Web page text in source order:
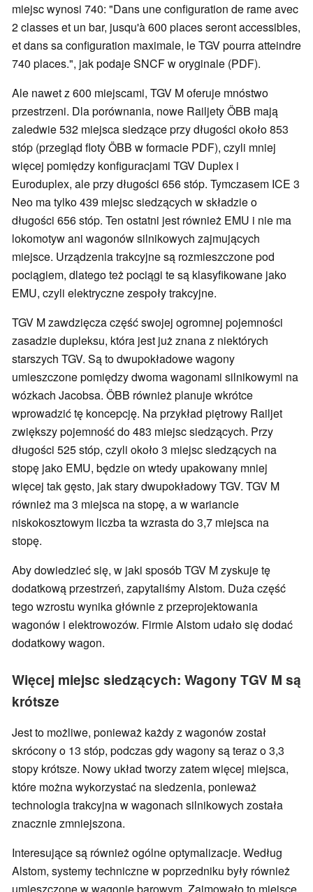
miejsc wynosi 740: "Dans une configuration de rame avec
2 classes et un bar, jusqu'à 600 places seront accessibles,
et dans sa configuration maximale, le TGV pourra atteindre
740 places.", jak podaje SNCF w oryginale (PDF).
Ale nawet z 600 miejscami, TGV M oferuje mnóstwo
przestrzeni. Dla porównania, nowe Railjety ÖBB mają
zaledwie 532 miejsca siedzące przy długości około 853
stóp (przegląd floty ÖBB w formacie PDF), czyli mniej
więcej pomiędzy konfiguracjami TGV Duplex i
Euroduplex, ale przy długości 656 stóp. Tymczasem ICE 3
Neo ma tylko 439 miejsc siedzących w składzie o
długości 656 stóp. Ten ostatni jest również EMU i nie ma
lokomotyw ani wagonów silnikowych zajmujących
miejsce. Urządzenia trakcyjne są rozmieszczone pod
pociągiem, dlatego też pociągi te są klasyfikowane jako
EMU, czyli elektryczne zespoły trakcyjne.
TGV M zawdzięcza część swojej ogromnej pojemności
zasadzie dupleksu, która jest już znana z niektórych
starszych TGV. Są to dwupokładowe wagony
umieszczone pomiędzy dwoma wagonami silnikowymi na
wózkach Jacobsa. ÖBB również planuje wkrótce
wprowadzić tę koncepcję. Na przykład piętrowy Railjet
zwiększy pojemność do 483 miejsc siedzących. Przy
długości 525 stóp, czyli około 3 miejsc siedzących na
stopę jako EMU, będzie on wtedy upakowany mniej
więcej tak gęsto, jak stary dwupokładowy TGV. TGV M
również ma 3 miejsca na stopę, a w wariancie
niskokosztowym liczba ta wzrasta do 3,7 miejsca na
stopę.
Aby dowiedzieć się, w jaki sposób TGV M zyskuje tę
dodatkową przestrzeń, zapytaliśmy Alstom. Duża część
tego wzrostu wynika głównie z przeprojektowania
wagonów i elektrowozów. Firmie Alstom udało się dodać
dodatkowy wagon.
Więcej miejsc siedzących: Wagony TGV M są
krótsze
Jest to możliwe, ponieważ każdy z wagonów został
skrócony o 13 stóp, podczas gdy wagony są teraz o 3,3
stopy krótsze. Nowy układ tworzy zatem więcej miejsca,
które można wykorzystać na siedzenia, ponieważ
technologia trakcyjna w wagonach silnikowych została
znacznie zmniejszona.
Interesujące są również ogólne optymalizacje. Według
Alstom, systemy techniczne w poprzedniku były również